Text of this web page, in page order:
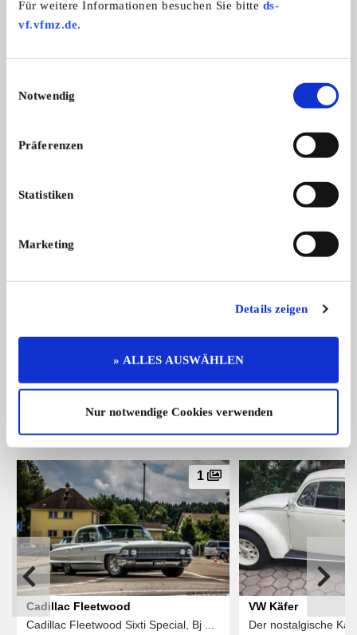
Für weitere Informationen besuchen Sie bitte ds-
vf.vfmz.de.
Notwendig
Präferenzen
Statistiken
Marketing
Details zeigen
» ALLES AUSWÄHLEN
Nur notwendige Cookies verwenden
zahlen keine Importsteuer mehr. Auch können Sie das
Fahrzeug bei unsere Finanzierungspartner finanzieren.
Weitere Anzeigen dieses Anbieters
ALLE ANZEIGEN
Triumph TR3 |
Das könnte Sie auch interessieren
1
Cadillac Fleetwood
Cadillac Fleetwood Sixti Special, Bj ...
VW Käfer
Der nostalgische